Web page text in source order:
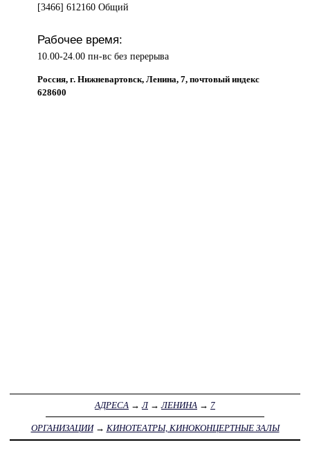
[3466] 612160 Общий
Рабочее время:
10.00-24.00 пн-вс без перерыва
Россия, г. Нижневартовск, Ленина, 7, почтовый индекс
628600
АДРЕСА →Л→ЛЕНИНА → 7
ОРГАНИЗАЦИИ→ КИНОТЕАТРЫ, КИНОКОНЦЕРТНЫЕ ЗАЛЫ